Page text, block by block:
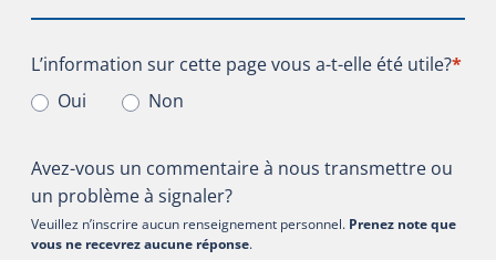
L’information sur cette page vous a-t-elle été utile?
L’information sur cette page vous a-t-elle été utile?*
Oui
Non
Avez-vous un commentaire à nous transmettre ou
un problème à signaler?
Veuillez n’inscrire aucun renseignement personnel. Prenez note que
vous ne recevrez aucune réponse.